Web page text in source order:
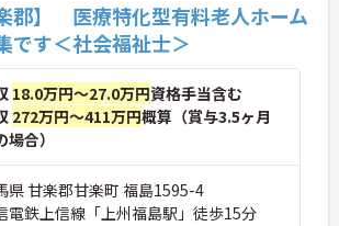
郡】 医療特化型有料老人ホーム
です＜社会福祉士＞
18.0万円～27.0万円資格手当含む
272万円～411万円概算（賞与3.5ヶ月
場合）
県 甘楽郡甘楽町 福島1595-4
電鉄上信線「上州福島駅」徒歩15分